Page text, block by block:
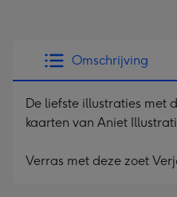
Omschrijving
De liefste illustraties met
kaarten van Aniet
Verras met deze zoet